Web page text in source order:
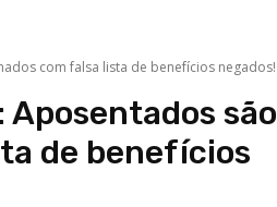
com falsa lista de benefícios negados!
Aposentados são
de benefícios